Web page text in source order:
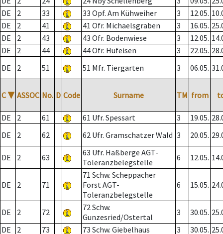
DE
2 33 33 Opf. Am Kühweiher 3 12.05.
DE
2 41 41 Ofr. Michaelsgraben 3 16.05.
DE
2 43 43 Ofr. Bodenwiese 3 12.05.
DE
2 44 44 Ofr. Hufeisen 3 22.05.
DE
2 51 51 Mfr. Tiergarten 3 06.05.
C ▼ ASSOC No. D Code Surname TM from
DE 2 61 61 Ufr. Spessart 3 19.05.
DE
2 62 62 Ufr. Gramschatzer Wald 3 20.05.
DE 2 63
63 Ufr. Haßberge AGT-
Toleranzbelegstelle
6 12.05.
DE 2 71
71 Schw. Scheppacher
Forst AGT-
Toleranzbelegstelle
6 15.05.
DE 2 72
72 Schw.
Gunzesried/Ostertal
3 30.05.
DE
2 73 73 Schw. Giebelhaus 3 30.05.